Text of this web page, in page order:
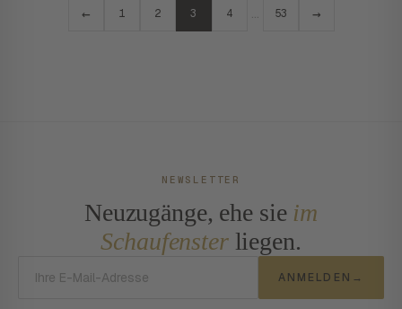
← 1 2 3 4 … 53 →
NEWSLETTER
Neuzugänge, ehe sie im
Schaufensterliegen.
ANMELDEN →